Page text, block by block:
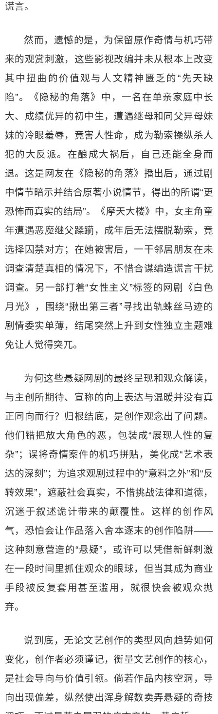
谎言。
然而，遗憾的是，为保留原作奇情与机巧带
来的观赏刺激，这些影视改编并未从根本上改变
其中扭曲的价值观与人文精神匮乏的“先天缺
陷”。《隐秘的角落》中，一名在单亲家庭中长
大、成绩优异的初中生，遭遇继母和同父异母妹
妹的冷眼羞辱，竟害人性命，成为勒索操纵杀人
犯的大反派。在酿成大祸后，自己还能全身而
退。这是网友在《隐秘的角落》播出后，通过剧
中情节暗示并结合原著小说情节，得出的所谓“更
恐怖而真实的结局”。《摩天大楼》中，女主角童
年遭遇恶魔继父蹂躏，成年后无法摆脱勒索，竟
选择囚禁对方；在她被害后，一干邻居朋友在未
调查清楚真相的情况下，不惜合谋编造谎言干扰
调查。另一部打着“女性主义”标签的网剧《白色
月光》，围绕“揪出第三者”寻找出轨蛛丝马迹的
剧情委实单薄，结尾突然上升到女性独立主题难
免让人觉得突兀。
为何这些悬疑网剧的最终呈现和观众解读，
与主创所期待、宣称的向上表达与温暖并没有真
正同向而行？归根结底，是创作观念出了问题。
他们错把放大角色的恶，包装成“展现人性的复
杂”；误将奇情案件的机巧拼贴，美化成“艺术表
达的深刻”；为追求观剧过程中的“意料之外”和“反
转效果”，遮蔽社会真实，不惜挑战法律和道德，
沉迷于叙述诡计带来的颠覆性。这样的创作风
气，恐怕会让作品落入舍本逐末的创作陷阱——
这种刻意营造的“悬疑”，或许可以凭借新鲜刺激
在一段时间里抓住观众的眼球，但当其成为商业
手段被反复套用甚至滥用，就很快会被观众抛
弃。
说到底，无论文艺创作的类型风向趋势如何
变化，创作者必须谨记，衡量文艺创作的核心，
是社会导向与价值引领。倘若作品内核空洞，导
向出现偏差，纵然使出浑身解数卖弄悬疑的奇技